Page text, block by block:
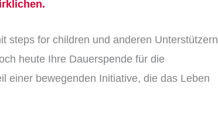
steps for children und anderen Unterstützern
heute Ihre Dauerspende für die
einer bewegenden Initiative, die das Leben